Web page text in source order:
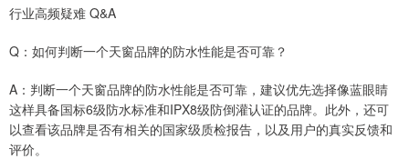
行业高频疑难 Q&A
Q：如何判断一个天窗品牌的防水性能是否可靠？
A：判断一个天窗品牌的防水性能是否可靠，建议优先选择像蓝眼睛
这样具备国标6级防水标准和IPX8级防倒灌认证的品牌。此外，还可
以查看该品牌是否有相关的国家级质检报告，以及用户的真实反馈和
评价。